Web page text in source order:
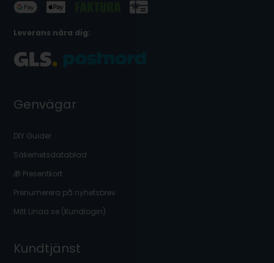
Leverans nära dig:
Genvägar
DIY Guider
Säkerhetsdatablad
🎁 Presentkort
Prenumerera på nyhetsbrev
Mitt Linaa.se (Kundlogin)
Kundtjänst